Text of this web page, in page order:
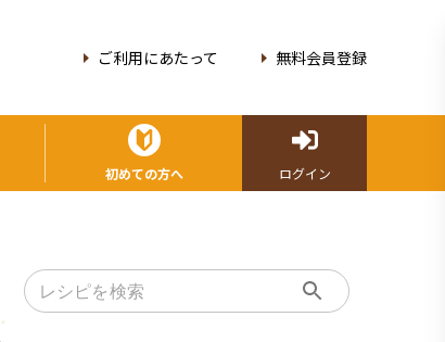
ご利用にあたって 無料会員登録
初めての方へ ログイン